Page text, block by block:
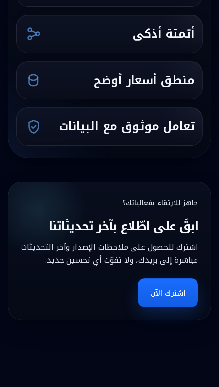
أتمتة أذكى
منطق أسعار أوضح
تعامل موثوق مع البيانات
جاهز للارتقاء بفعالياتك؟
ابقَ على اطّلاع بآخر تحديثاتنا
اشترك للحصول على ملاحظات الإصدار وآخر التحديثات
مباشرة إلى بريدك، ولا تفوّت أي تحسين جديد.
اشترك الآن